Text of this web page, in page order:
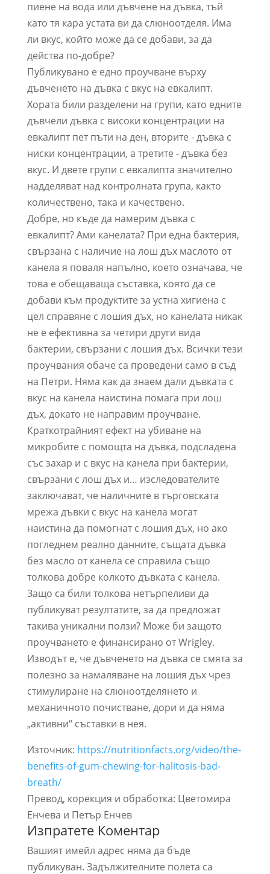
пиене на вода или дъвчене на дъвка, тъй
като тя кара устата ви да слюноотделя. Има
ли вкус, който може да се добави, за да
действа по-добре?
Публикувано е едно проучване върху
дъвченето на дъвка с вкус на евкалипт.
Хората били разделени на групи, като едните
дъвчели дъвка с високи концентрации на
евкалипт пет пъти на ден, вторите - дъвка с
ниски концентрации, а третите - дъвка без
вкус. И двете групи с евкалипта значително
надделяват над контролната група, както
количествено, така и качествено.
Добре, но къде да намерим дъвка с
евкалипт? Ами канелата? При една бактерия,
свързана с наличие на лош дъх маслото от
канела я поваля напълно, което означава, че
това е обещаваща съставка, която да се
добави към продуктите за устна хигиена с
цел справяне с лошия дъх, но канелата никак
не е ефективна за четири други вида
бактерии, свързани с лошия дъх. Всички тези
проучвания обаче са проведени само в съд
на Петри. Няма как да знаем дали дъвката с
вкус на канела наистина помага при лош
дъх, докато не направим проучване.
Краткотрайният ефект на убиване на
микробите с помощта на дъвка, подсладена
със захар и с вкус на канела при бактерии,
свързани с лош дъх и… изследователите
заключават, че наличните в търговската
мрежа дъвки с вкус на канела могат
наистина да помогнат с лошия дъх, но ако
погледнем реално данните, същата дъвка
без масло от канела се справила също
толкова добре колкото дъвката с канела.
Защо са били толкова нетърпеливи да
публикуват резултатите, за да предложат
такива уникални ползи? Може би защото
проучването е финансирано от Wrigley.
Изводът е, че дъвченето на дъвка се смята за
полезно за намаляване на лошия дъх чрез
стимулиране на слюноотделянето и
механичното почистване, дори и да няма
„активни“ съставки в нея.
Източник: https://nutritionfacts.org/video/the-
benefits-of-gum-chewing-for-halitosis-bad-
breath/
Превод, корекция и обработка: Цветомира
Енчева и Петър Енчев
Изпратете Коментар
Вашият имейл адрес няма да бъде
публикуван. Задължителните полета са